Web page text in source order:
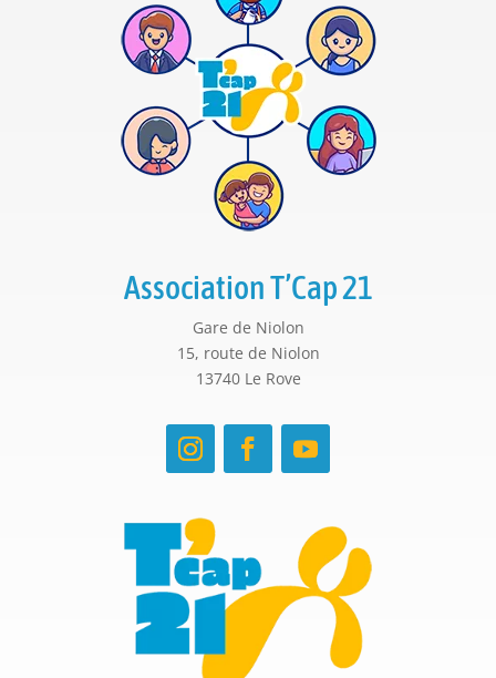
Association T’Cap 21
Gare de Niolon
15, route de Niolon
13740 Le Rove